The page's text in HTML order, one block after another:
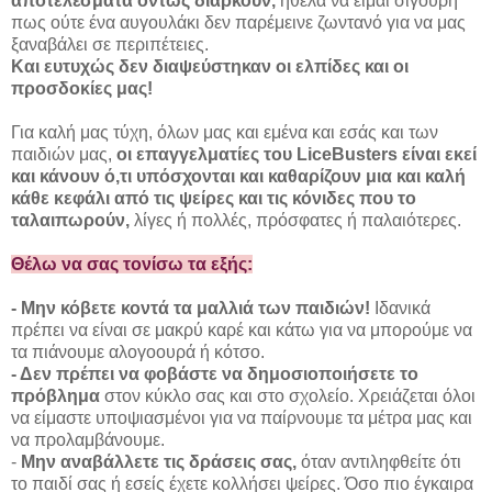
πως ούτε ένα αυγουλάκι δεν παρέμεινε ζωντανό για να μας
ξαναβάλει σε περιπέτειες.
Και ευτυχώς δεν διαψεύστηκαν οι ελπίδες και οι
προσδοκίες μας!
Για καλή μας τύχη, όλων μας και εμένα και εσάς και των
παιδιών μας, οι επαγγελματίες του LiceBusters είναι εκεί
και κάνουν ό,τι υπόσχονται και καθαρίζουν μια και καλή
κάθε κεφάλι από τις ψείρες και τις κόνιδες που το
ταλαιπωρούν, λίγες ή πολλές, πρόσφατες ή παλαιότερες.
Θέλω να σας τονίσω τα εξής:
- Μην κόβετε κοντά τα μαλλιά των παιδιών! Ιδανικά
πρέπει να είναι σε μακρύ καρέ και κάτω για να μπορούμε να
τα πιάνουμε αλογοουρά ή κότσο.
- Δεν πρέπει να φοβάστε να δημοσιοποιήσετε το
πρόβλημα στον κύκλο σας και στο σχολείο. Χρειάζεται όλοι
να είμαστε υποψιασμένοι για να παίρνουμε τα μέτρα μας και
να προλαμβάνουμε.
- Μην αναβάλλετε τις δράσεις σας, όταν αντιληφθείτε ότι
το παιδί σας ή εσείς έχετε κολλήσει ψείρες. Όσο πιο έγκαιρα